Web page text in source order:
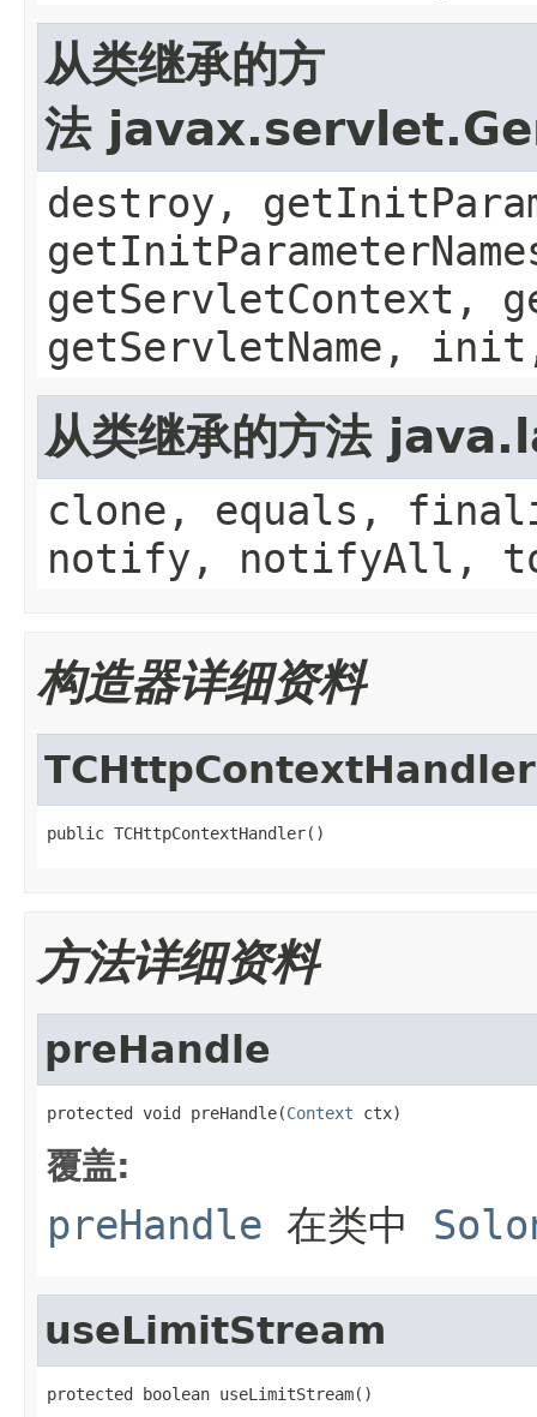
从类继承的方
法
destroy,
getServletContext,
getServletName,
从类继承的方法
clone, equals,
notify, notifyAll,
构造器详细资料
TCHttpContextHandler
public TCHttpContextHandler()
方法详细资料
preHandle
protected void preHandle(Context ctx)
覆盖:
preHandle 在类中
useLimitStream
protected boolean useLimitStream()